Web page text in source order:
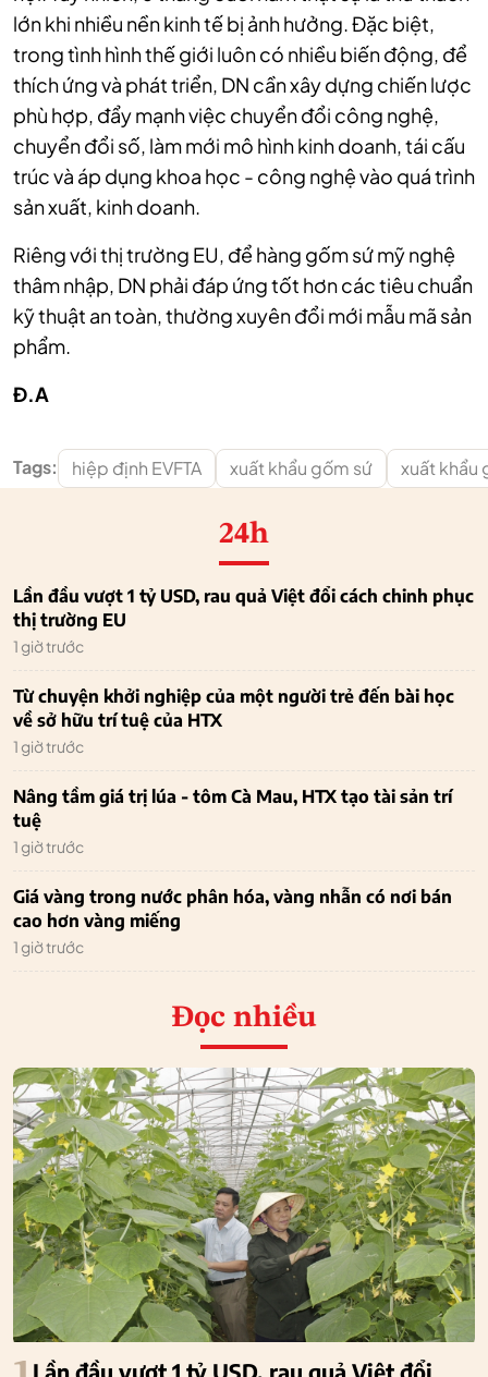
lớn khi nhiều nền kinh tế bị ảnh hưởng.Đặc biệt,
trong tình hình thế giới luôn có nhiều biến động, để
thích ứng và phát triển, DN cần xây dựng chiến lược
phù hợp, đẩy mạnh việc chuyển đổi công nghệ,
chuyển đổi số, làm mới mô hình kinh doanh, tái cấu
trúc và áp dụng khoa học - công nghệ vào quá trình
sản xuất, kinh doanh.
Riêng với thị trường EU, để hàng gốm sứ mỹ nghệ
thâm nhập, DN phải đáp ứng tốt hơn các tiêu chuẩn
kỹ thuật an toàn, thường xuyên đổi mới mẫu mã sản
phẩm.
Đ.A
Tags: hiệp định EVFTA xuất khẩu gốm sứ xuất khẩu
24h
Lần đầu vượt 1 tỷ USD, rau quả Việt đổi cách chinh phục
thị trường EU
1 giờ trước
Từ chuyện khởi nghiệp của một người trẻ đến bài học
về sở hữu trí tuệ của HTX
1 giờ trước
Nâng tầm giá trị lúa - tôm Cà Mau, HTX tạo tài sản trí
tuệ
1 giờ trước
Giá vàng trong nước phân hóa, vàng nhẫn có nơi bán
cao hơn vàng miếng
1 giờ trước
Đọc nhiều
Lần đầu vượt 1 tỷ USD, rau quả Việt đổi